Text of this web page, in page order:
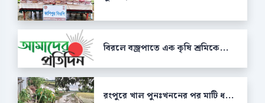
বিরলে বজ্রপাতে এক কৃষি শ্রমিকে...
রংপুরে খাল পুনঃখননের পর মাটি ধ...